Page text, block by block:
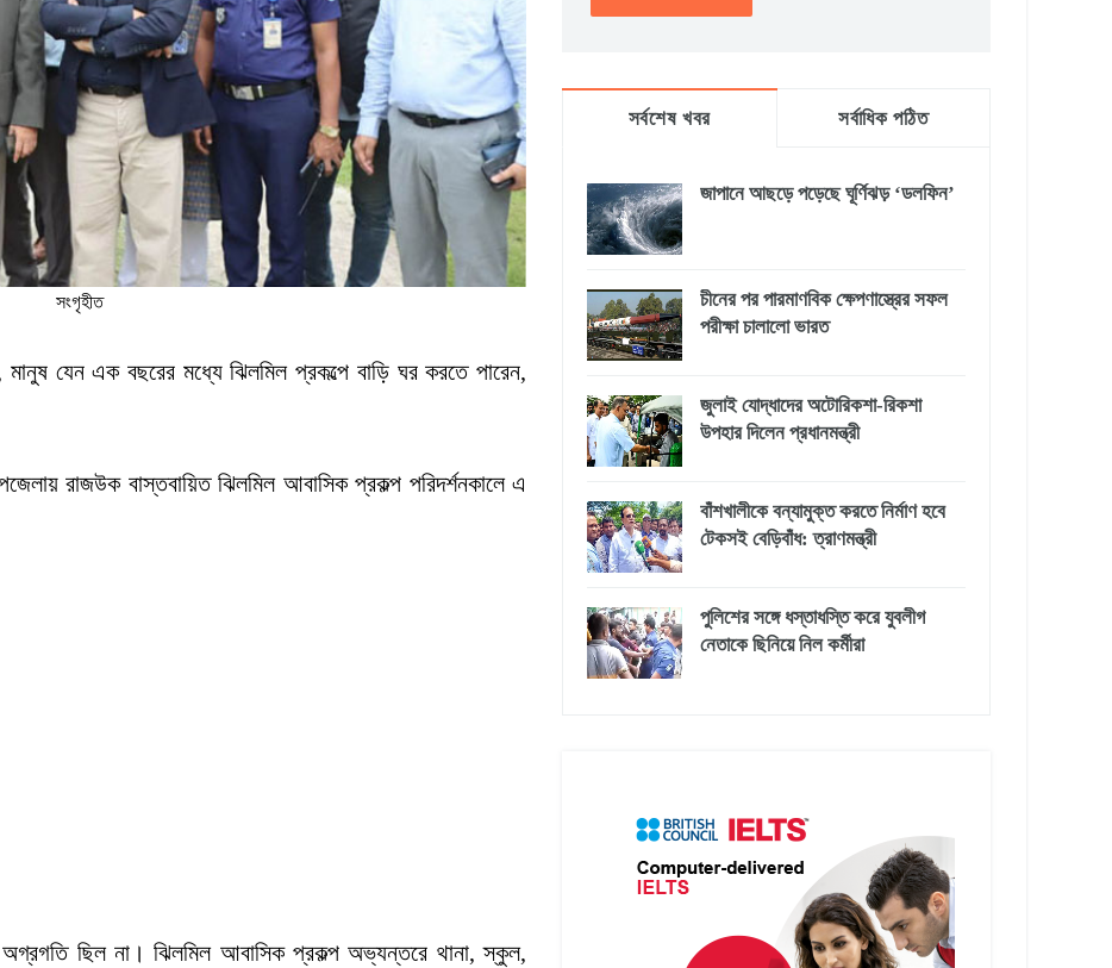
সংগৃহীত
মানুষ যেন এক বছরের মধ্যে ঝিলমিল প্রকল্পে বাড়ি ঘর করতে পারেন,
রাজউক বাস্তবায়িত ঝিলমিল আবাসিক প্রকল্প পরিদর্শনকালে এ
ছিল না। ঝিলমিল আবাসিক প্রকল্প অভ্যন্তরে থানা, স্কুল,
সর্বশেষ খবর সর্বাধিক পঠিত
জাপানে আছড়ে পড়েছে ঘূর্ণিঝড় ‘ডলফিন’
চীনের পর পারমাণবিক ক্ষেপণাস্ত্রের সফল
পরীক্ষা চালালো ভারত
জুলাই যোদ্ধাদের অটোরিকশা-রিকশা
উপহার দিলেন প্রধানমন্ত্রী
বাঁশখালীকে বন্যামুক্ত করতে নির্মাণ হবে
টেকসই বেড়িবাঁধ: ত্রাণমন্ত্রী
পুলিশের সঙ্গে ধস্তাধস্তি করে যুবলীগ
নেতাকে ছিনিয়ে নিল কর্মীরা